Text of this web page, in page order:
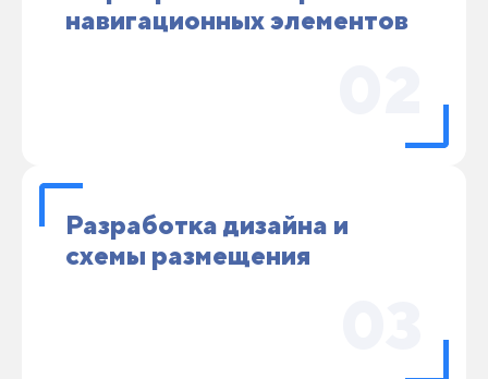
навигационных элементов
Разработка дизайна и
схемы размещения